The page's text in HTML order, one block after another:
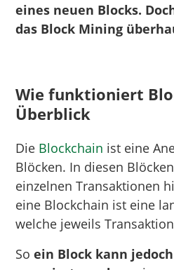
eines neuen Blocks.
das Block Mining
Wie funktioniert
Überblick
Die Blockchain ist eine
Blöcken. In diesen
einzelnen Transaktionen
eine Blockchain ist eine
welche jeweils
Soein Block kann